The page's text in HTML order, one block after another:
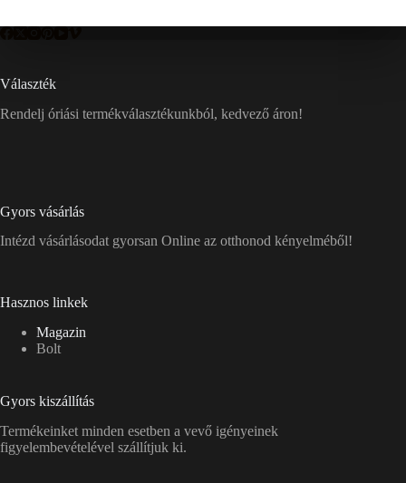
Választék
Rendelj óriási termékválasztékunkból, kedvező áron!
Gyors vásárlás
Intézd vásárlásodat gyorsan Online az otthonod kényelméből!
Hasznos linkek
Magazin
Bolt
Gyors kiszállítás
Termékeinket minden esetben a vevő igényeinek
figyelembevételével szállítjuk ki.